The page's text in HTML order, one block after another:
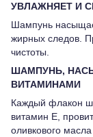
УВЛАЖНЯЕТ И
Шампунь
жирных следов.
чистоты.
ШАМПУНЬ,
ВИТАМИНАМИ
Каждый флакон
витамин Е,
оливкового